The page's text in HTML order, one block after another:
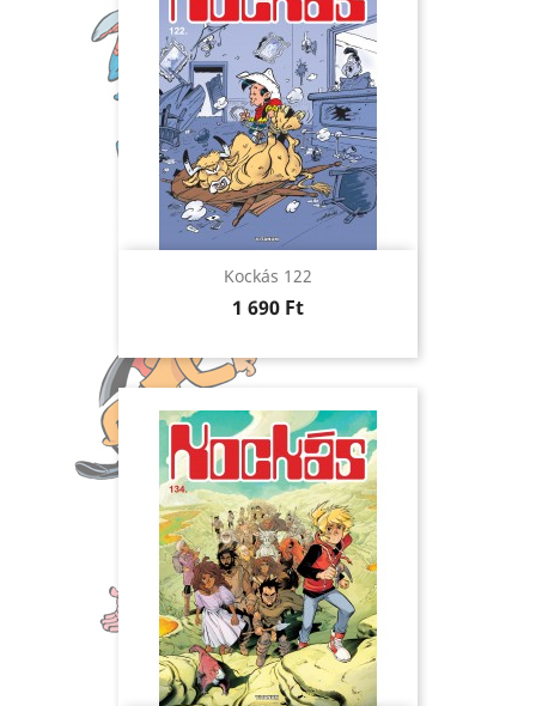
Kockás 122
Ár
1 690 Ft